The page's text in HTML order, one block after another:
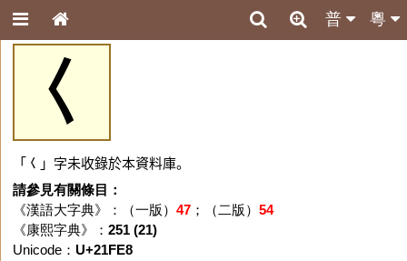
粵
普
𡿨
「𡿨」字未收錄於本資料庫。
請參見有關條目：
《漢語大字典》：（一版） 47；（二版） 54
《康熙字典》： 251 (21)
Unicode： U+21FE8